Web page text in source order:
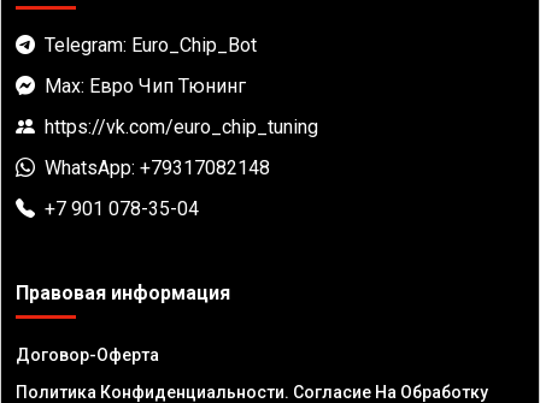
Telegram: Euro_Chip_Bot
Max: Евро Чип Тюнинг
https://vk.com/euro_chip_tuning
WhatsApp: +79317082148
+7 901 078-35-04
Правовая информация
Договор-Оферта
Политика Конфиденциальности. Согласие На Обработку